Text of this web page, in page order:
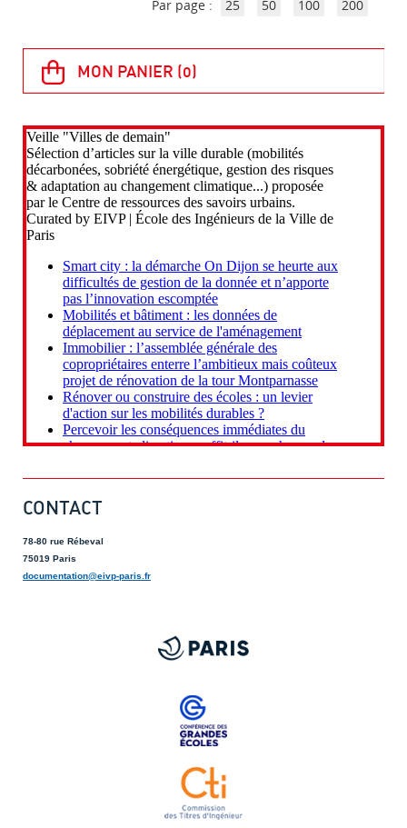
Par page :
25 50 100 200
CONTACT
78-80 rue Rébeval
75019 Paris
documentation@eivp-paris.fr